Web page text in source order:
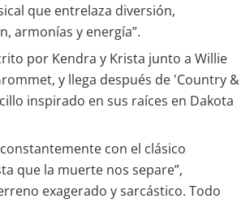
que entrelaza diversión,
armonías y energía”.
por Kendra y Krista junto a Willie
y llega después de 'Country &
inspirado en sus raíces en Dakota
con el clásico
que la muerte nos separe”,
exagerado y sarcástico. Todo